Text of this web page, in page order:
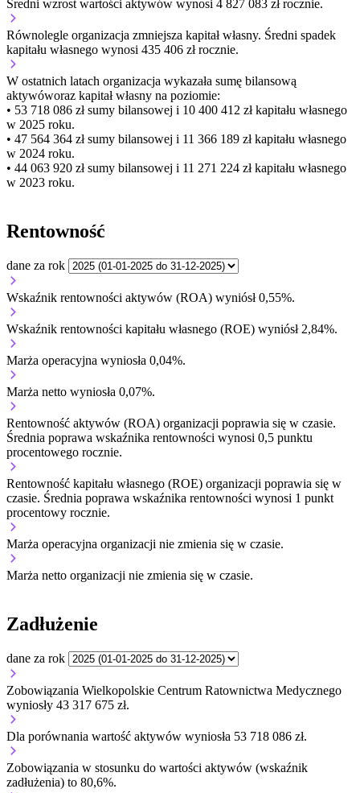
Średni wzrost wartości aktywów wynosi 4 827 083 zł rocznie.
Równolegle organizacja zmniejsza kapitał własny. Średni spadek
kapitału własnego wynosi 435 406 zł rocznie.
W ostatnich latach organizacja wykazała sumę bilansową
aktywóworaz kapitał własny na poziomie:
• 53 718 086 złsumy bilansowej i 10 400 412 zł kapitału własnego
w 2025 roku.
• 47 564 364 złsumy bilansowej i 11 366 189 zł kapitału własnego
w 2024 roku.
• 44 063 920 złsumy bilansowej i 11 271 224 zł kapitału własnego
w 2023 roku.
Rentowność
dane za rok
Wskaźnik rentowności aktywów (ROA) wyniósł 0,55%.
Wskaźnik rentowności kapitału własnego (ROE) wyniósł 2,84%.
Marża operacyjna wyniosła 0,04%.
Marża netto wyniosła 0,07%.
Rentowność aktywów (ROA) organizacji poprawia się w czasie.
Średnia poprawa wskaźnika rentowności wynosi 0,5 punktu
procentowego rocznie.
Rentowność kapitału własnego (ROE) organizacji poprawia się w
czasie. Średnia poprawa wskaźnika rentowności wynosi 1 punkt
procentowy rocznie.
Marża operacyjna organizacji nie zmienia się w czasie.
Marża netto organizacji nie zmienia się w czasie.
Zadłużenie
dane za rok
Zobowiązania Wielkopolskie Centrum Ratownictwa Medycznego
wyniosły 43 317 675 zł.
Dla porównania wartość aktywów wyniosła 53 718 086 zł.
Zobowiązania w stosunku do wartości aktywów (wskaźnik
zadłużenia) to 80,6%.